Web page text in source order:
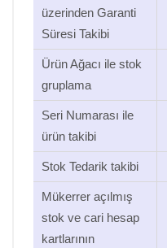
üzerinden Garanti
Süresi Takibi
Ürün Ağacı ile stok
gruplama
Seri Numarası ile
ürün takibi
Stok Tedarik takibi
Mükerrer açılmış
stok ve cari hesap
kartlarının